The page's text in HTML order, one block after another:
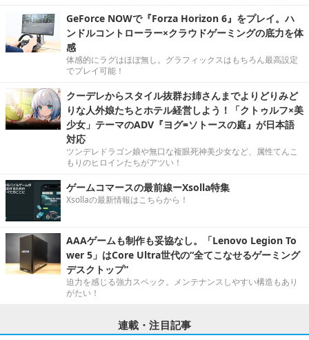
GeForce NOWで『Forza Horizon 6』をプレイ。ハ
ンドルコントローラー×クラウドゲーミングの底力を体
感
体感的にラグはほぼ無し。グラフィックスはもちろん最高設定
でプレイ可能！
クーデレからスタイル抜群お姉さんまでよりどりみど
りな人外娘たちとホテル経営しよう！「クトゥルフ×美
少女」テーマのADV『ヨグ=ソトースの庭』が日本語
対応
ツンデレドラゴン娘や無口な複眼死神美少女など、属性てんこ
もりのヒロインたちがアツい！
ゲームコマースの最前線ーXsolla特集
Xsollaの最新情報はこちらから！
AAAゲームも制作も妥協なし。「Lenovo Legion To
wer 5」はCore Ultra世代の“全てこなせるゲーミング
デスクトップ”
迫力を感じる強力スペック。メンテナンスしやすい構造もあり
がたい！
連載・注目記事